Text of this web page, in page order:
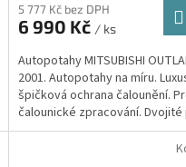
5 777 Kč bez DPH
6 990 Kč / ks
Autopotahy MITSUBISHI
2001. Autopotahy na míru.
špičková ochrana čalounění.
čalounické zpracování. Dvojité